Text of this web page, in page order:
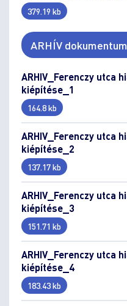
379.19 kb
ARHÍV
ARHIV_Ferenczy utca
kiépítése_1
164.8 kb
ARHIV_Ferenczy utca
kiépítése_2
137.17 kb
ARHIV_Ferenczy utca
kiépítése_3
151.71 kb
ARHIV_Ferenczy utca
kiépítése_4
183.43 kb